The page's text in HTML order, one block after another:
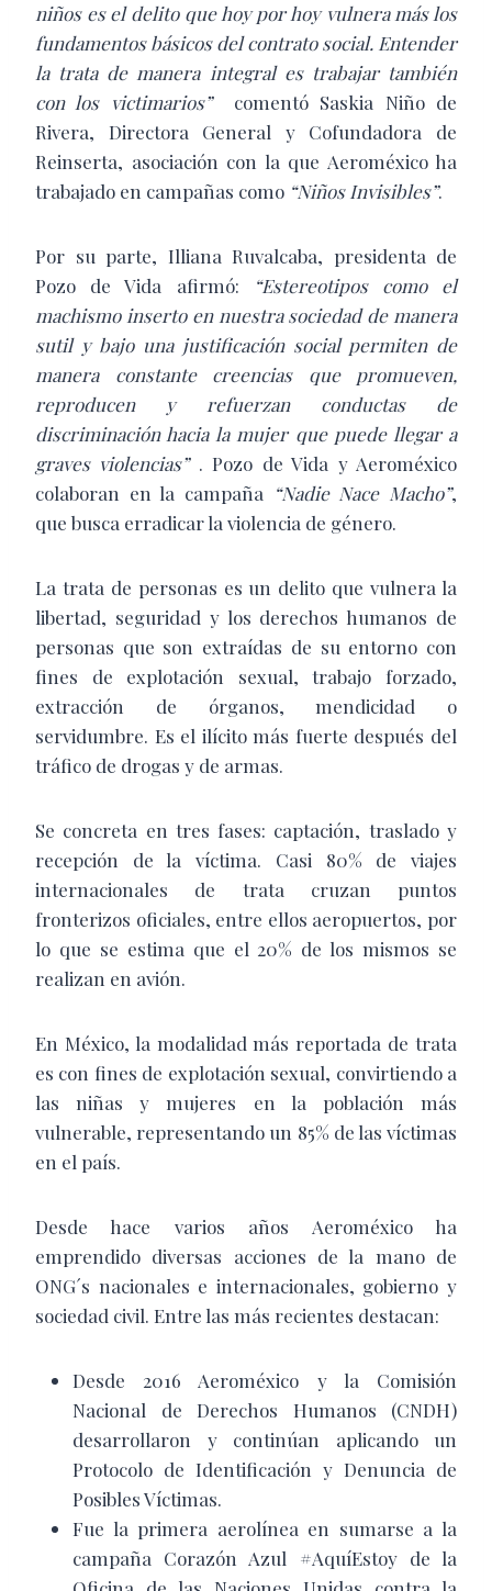
niños es el delito que hoy por hoy vulnera más los
fundamentos básicos del contrato social. Entender
la trata de manera integral es trabajar también
con los victimarios”
comentó Saskia Niño de
Rivera, Directora General y Cofundadora de
Reinserta, asociación con la que Aeroméxico ha
trabajado en campañas como “Niños Invisibles”.
Por su parte, Illiana Ruvalcaba, presidenta de
Pozo de Vida afirmó: “Estereotipos como el
machismo inserto en nuestra sociedad de manera
sutil y bajo una justificación social permiten de
manera constante creencias que promueven,
reproducen y refuerzan conductas de
discriminación hacia la mujer que puede llegar a
graves violencias” . Pozo de Vida y Aeroméxico
colaboran en la campaña “Nadie Nace Macho”,
que busca erradicar la violencia de género.
La trata de personas es un delito que vulnera la
libertad, seguridad y los derechos humanos de
personas que son extraídas de su entorno con
fines de explotación sexual, trabajo forzado,
extracción de órganos, mendicidad o
servidumbre. Es el ilícito más fuerte después del
tráfico de drogas y de armas.
Se concreta en tres fases: captación, traslado y
recepción de la víctima. Casi 80% de viajes
internacionales de trata cruzan puntos
fronterizos oficiales, entre ellos aeropuertos, por
lo que se estima que el 20% de los mismos se
realizan en avión.
En México, la modalidad más reportada de trata
es con fines de explotación sexual, convirtiendo a
las niñas y mujeres en la población más
vulnerable, representando un 85% de las víctimas
en el país.
Desde hace varios años Aeroméxico ha
emprendido diversas acciones de la mano de
ONG´s nacionales e internacionales, gobierno y
sociedad civil. Entre las más recientes destacan:
Desde 2016 Aeroméxico y la Comisión
Nacional de Derechos Humanos (CNDH)
desarrollaron y continúan aplicando un
Protocolo de Identificación y Denuncia de
Posibles Víctimas.
Fue la primera aerolínea en sumarse a la
campaña Corazón Azul #AquíEstoy de la